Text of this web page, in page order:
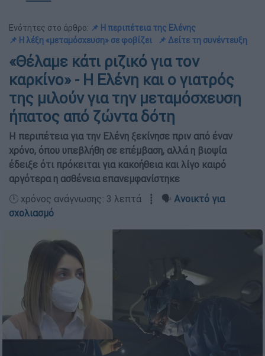
Ενότητες στο άρθρο: 📌 Η περιπέτεια της Ελένης
📌 Η λέξη «μεταμόσχευση» σε φοβίζει
📌 Δείτε τη συνέντευξη
«Θέλαμε κάτι ριζικό για τον
καρκίνο» - Η Ελένη και ο γιατρός
της μιλούν για την μεταμόσχευση
ήπατος από ζώντα δότη
Η περιπέτεια για την Ελένη ξεκίνησε πριν από έναν
χρόνο, όπου υπεβλήθη σε επέμβαση, αλλά η βιοψία
έδειξε ότι πρόκειται για κακοήθεια και λίγο καιρό
αργότερα η ασθένεια επανεμφανίστηκε
🕛 χρόνος ανάγνωσης: 3 λεπτά ┋ 🗣️ Ανοικτό για
σχολιασμό